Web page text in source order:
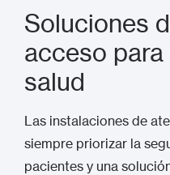
Soluciones
acceso
salud
Las instalaciones de
siempre priorizar la
pacientes y una